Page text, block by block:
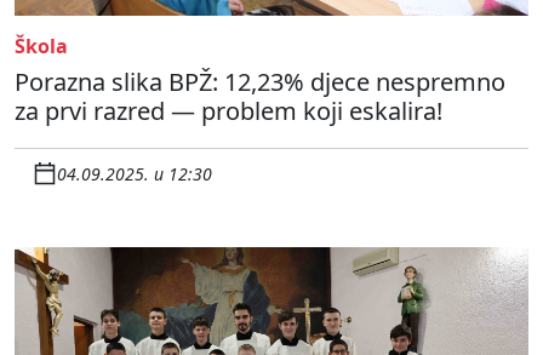
Škola
Porazna slika BPŽ: 12,23% djece nespremno
za prvi razred — problem koji eskalira!
04.09.2025. u 12:30